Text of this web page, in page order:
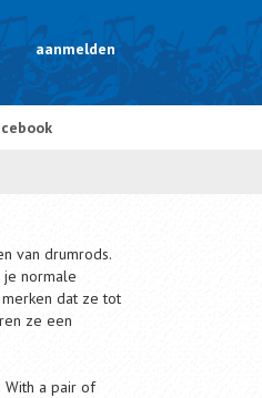
aanmelden
van drumrods.
normale
dat ze tot
ze een
a pair of